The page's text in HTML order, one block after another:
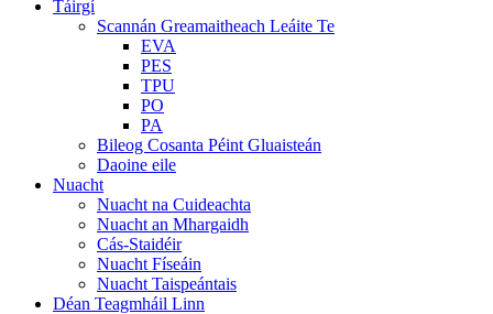
Táirgí
Scannán Greamaitheach Leáite Te
EVA
PES
TPU
PO
PA
Bileog Cosanta Péint Gluaisteán
Daoine eile
Nuacht
Nuacht na Cuideachta
Nuacht an Mhargaidh
Cás-Staidéir
Nuacht Físeáin
Nuacht Taispeántais
Déan Teagmháil Linn